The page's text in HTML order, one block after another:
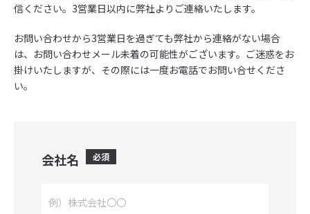
取り扱い求人メディア・SNS広告
- yagioffer
- Indeed PLUS
- Airワーク
人材紹介サービス
採用検査
信ください。3営業日以内に弊社よりご連絡いたします。
お問い合わせから3営業日を過ぎても弊社から連絡がない場合
は、お問い合わせメール未着の可能性がございます。ご迷惑をお
掛けいたしますが、その際には一度お電話でお問い合せくださ
い。
会社名 必須